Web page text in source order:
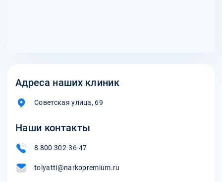
Адреса наших клиник
Советская улица, 69
Наши контакты
8 800 302-36-47
tolyatti@narkopremium.ru